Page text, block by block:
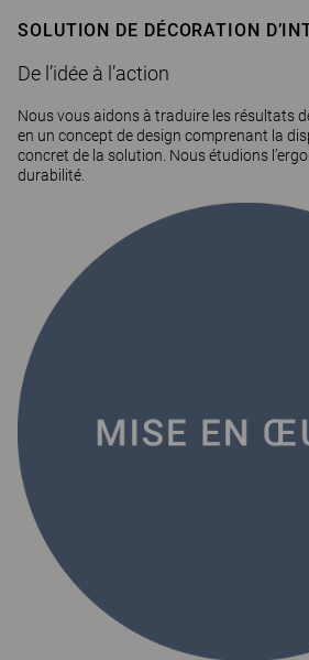
SOLUTION DE DÉCORATION
De l’idée à l’action
Nous vous aidons à traduire les résultats
en un concept de design comprenant la
concret de la solution. Nous étudions
durabilité.